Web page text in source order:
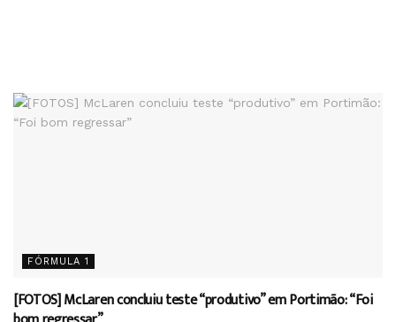
FÓRMULA 1
[FOTOS] McLaren concluiu teste “produtivo” em Portimão: “Foi